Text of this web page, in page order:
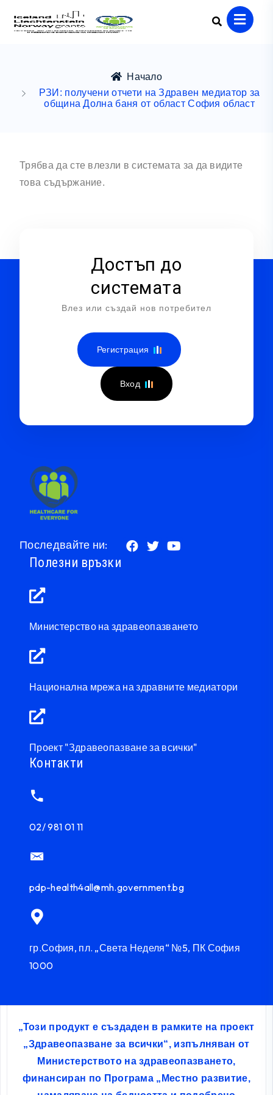
Начало
РЗИ: получени отчети на Здравен медиатор за
община Долна баня от област София област
Трябва да сте влезли в системата за да видите
това съдържание.
Достъп до
системата
Влез или създай нов потребител
Регистрация
Вход
Последвайте ни:
Полезни връзки
Министерство на здравеопазването
Национална мрежа на здравните медиатори
Проект "Здравеопазване за всички"
Контакти
02/ 981 01 11
pdp-health4all@mh.government.bg
гр.София, пл. „Света Неделя“ №5, ПК София
1000
„Този продукт е създаден в рамките на проект
„Здравеопазване за всички“, изпълняван от
Министерството на здравеопазването,
финансиран по Програма „Местно развитие,